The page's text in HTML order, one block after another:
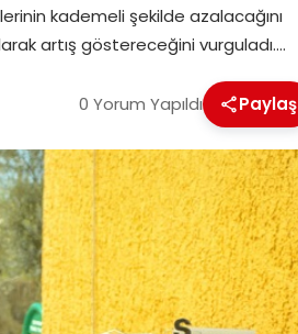
kademeli şekilde azalacağını
artış göstereceğini vurguladı….
0 Yorum Yapıldı Paylaş